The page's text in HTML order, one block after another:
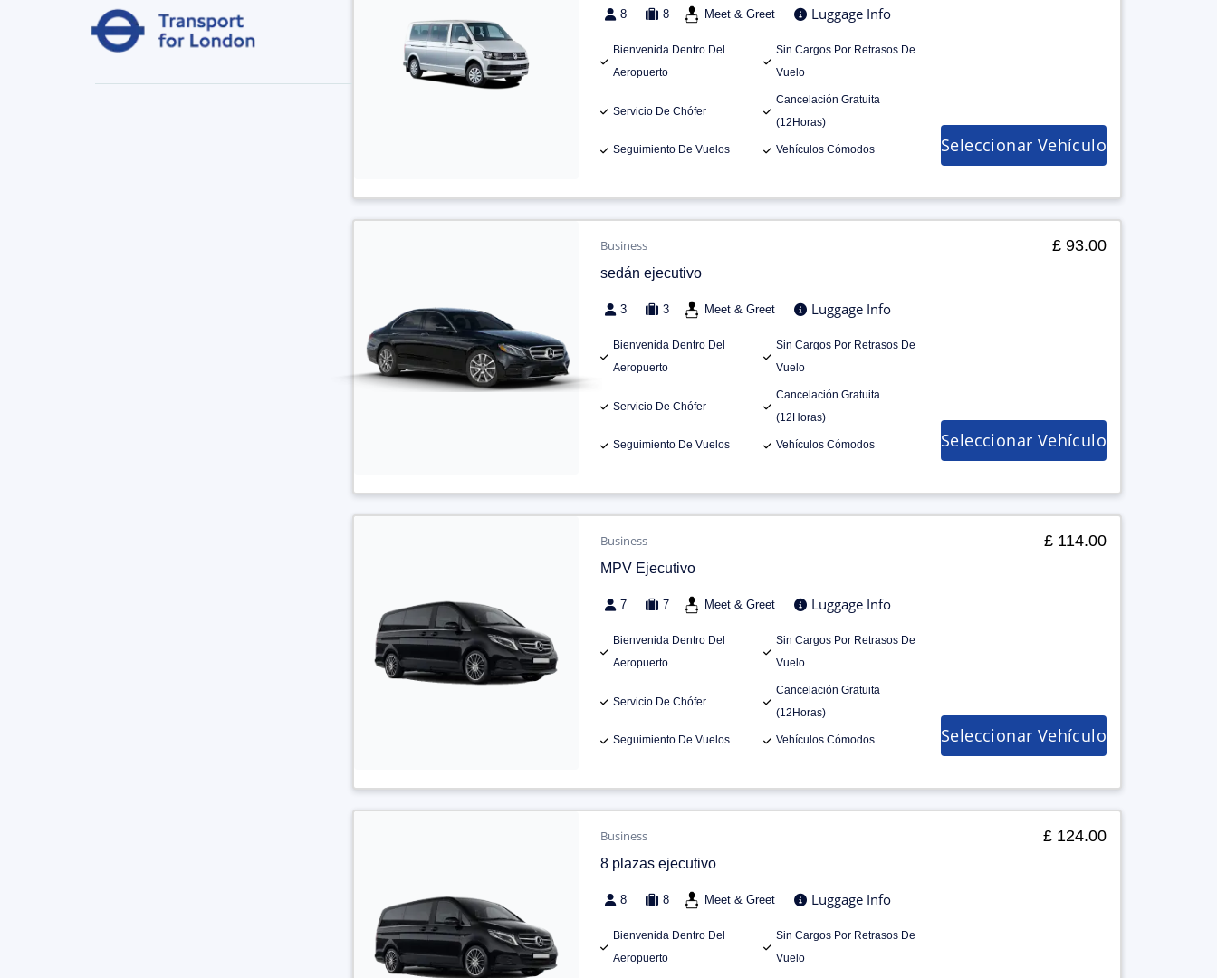
8 8 Meet & Greet Luggage Info
Bienvenida Dentro Del
Aeropuerto
Sin Cargos Por Retrasos De
Vuelo
Servicio De Chófer
Cancelación Gratuita
(12Horas)
Seguimiento De Vuelos Vehículos Cómodos Seleccionar Vehículo
Business
sedán ejecutivo
3 3 Meet & Greet Luggage Info
Bienvenida Dentro Del
Aeropuerto
Sin Cargos Por Retrasos De
Vuelo
Servicio De Chófer
Cancelación Gratuita
(12Horas)
Seguimiento De Vuelos Vehículos Cómodos
£ 93.00
Seleccionar Vehículo
Business
MPV Ejecutivo
7 7 Meet & Greet Luggage Info
Bienvenida Dentro Del
Aeropuerto
Sin Cargos Por Retrasos De
Vuelo
Servicio De Chófer
Cancelación Gratuita
(12Horas)
Seguimiento De Vuelos Vehículos Cómodos
£ 114.00
Seleccionar Vehículo
Business
8 plazas ejecutivo
8 8 Meet & Greet Luggage Info
Bienvenida Dentro Del
Aeropuerto
Sin Cargos Por Retrasos De
Vuelo
£ 124.00